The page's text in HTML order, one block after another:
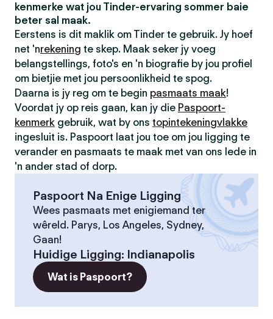
kenmerke wat jou Tinder-ervaring sommer baie
beter sal maak.
Eerstens is dit maklik om Tinder te gebruik. Jy hoef
net 'nrekening te skep. Maak seker jy voeg
belangstellings, foto's en 'n biografie by jou profiel
om bietjie met jou persoonlikheid te spog.
Daarna is jy reg om te begin pasmaats maak!
Voordat jy op reis gaan, kan jy die Paspoort-
kenmerk gebruik, wat by ons topintekeningvlakke
ingesluit is. Paspoort laat jou toe om jou ligging te
verander en pasmaats te maak met van ons lede in
'n ander stad of dorp.
Paspoort Na Enige Ligging
Wees pasmaats met enigiemand ter
wêreld. Parys, Los Angeles, Sydney,
Gaan!
Huidige Ligging: Indianapolis
Wat is Paspoort?